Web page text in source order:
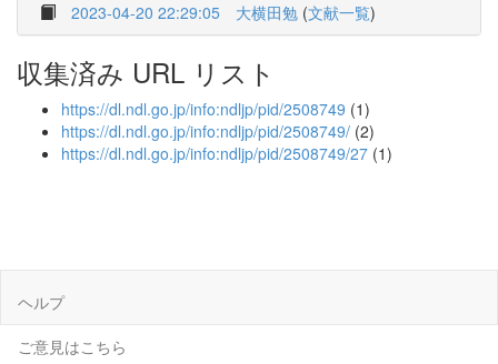
2023-04-20 22:29:05 大横田勉 (文献一覧)
収集済み URL リスト
https://dl.ndl.go.jp/info:ndljp/pid/2508749 (1)
https://dl.ndl.go.jp/info:ndljp/pid/2508749/ (2)
https://dl.ndl.go.jp/info:ndljp/pid/2508749/27 (1)
ヘルプ
ご意見はこちら